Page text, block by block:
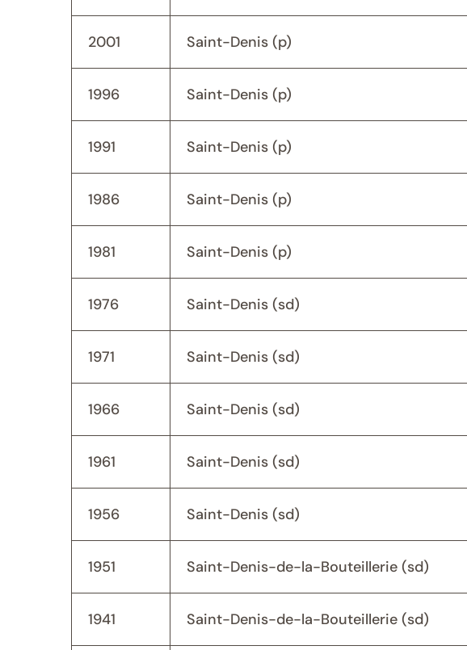
2001 Saint-Denis (p)
1996 Saint-Denis (p)
1991 Saint-Denis (p)
1986 Saint-Denis (p)
1981 Saint-Denis (p)
1976 Saint-Denis (sd)
1971 Saint-Denis (sd)
1966 Saint-Denis (sd)
1961 Saint-Denis (sd)
1956 Saint-Denis (sd)
1951 Saint-Denis-de-la-Bouteillerie (sd)
1941 Saint-Denis-de-la-Bouteillerie (sd)